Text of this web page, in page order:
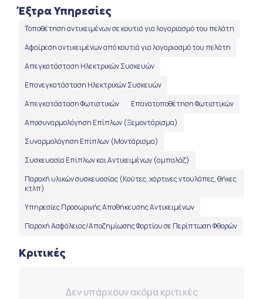
Έξτρα Υπηρεσίες
Τοποθέτηση αντικειμένων σε κουτιά για λογαριασμό του πελάτη
Αφαίρεση αντικειμένων από κουτιά για λογαριασμό του πελάτη
Απεγκατάσταση Ηλεκτρικών Συσκευών
Επανεγκατάσταση Ηλεκτρικών Συσκευών
Απεγκατάσταση Φωτιστικών
Επανατοποθέτηση Φωτιστικών
Αποσυναρμολόγηση Επίπλων (Ξεμοντάρισμα)
Συναρμολόγηση Επίπλων (Μοντάρισμα)
Συσκευασία Επίπλων και Αντικειμένων (αμπαλάζ)
Παροχή υλικών συσκευασίας (Κούτες, χάρτινες ντουλάπες, θήκες
κτλπ)
Υπηρεσίες Προσωρινής Αποθήκευσης Αντικειμένων
Παροχή Ασφάλειας/Αποζημίωσης Φορτίου σε Περίπτωση Φθορών
Κριτικές
Δεν υπάρχουν ακόμα κριτικές